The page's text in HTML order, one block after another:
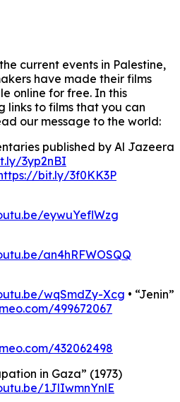
current events in Palestine,
have made their films
online for free. In this
links to films that you can
our message to the world:
published by Al Jazeera
3yp2nBI
bit.ly/3f0KK3P
eywuYeflWzg
an4hRFWOSQQ
wqSmdZy-Xcg • “Jenin”
499672067
432062498
in Gaza” (1973)
1JlIwmnYnlE